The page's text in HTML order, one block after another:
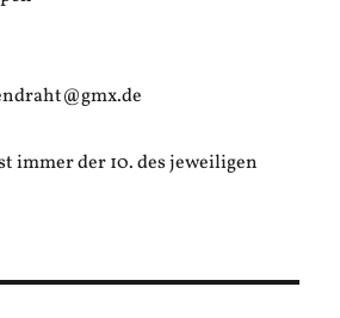
immer der 10. des jeweiligen